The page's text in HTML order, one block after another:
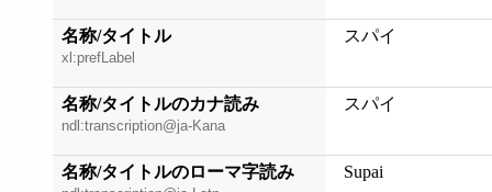
名称/タイトル
xl:prefLabel
スパイ
名称/タイトルのカナ読み
ndl:transcription@ja-Kana
スパイ
名称/タイトルのローマ字読み Supai